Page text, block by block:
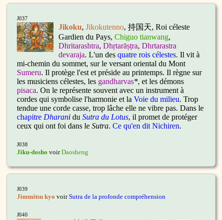
J037
Jikoku,Jikokutenno, 持国天,Roi céleste
Gardien du Pays,Chiguo tianwang,
Dhritarashtra,Dhṛtarāṣṭra, Dhrtarastra
devaraja. L'un desquatre rois célestes. Il vit à
mi-chemin du sommet, sur le versant oriental du Mont
Sumeru. Il protège l'est et préside au printemps. Il règne sur
les musiciens célestes, les gandharvas*, et les démons
pisaca. On le représente souvent avec un instrument à
cordes qui symbolise l'harmonie et laVoie du milieu. Trop
tendue une corde casse, trop lâche elle ne vibre pas. Dans le
chapitre Dharani duSutra du Lotus, il promet de protéger
ceux qui ont foi dans leSutra.Ce qu'en dit Nichiren.
J038
Jiku-dosho voirDaosheng
J039
Jimmitsu kyo voirSutra de la profonde compréhension
J040